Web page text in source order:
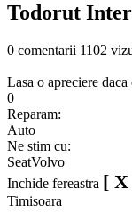
Todorut
0 comentarii 1102
Lasa o apreciere
0
Reparam:
Auto
Ne stim cu:
SeatVolvo
Inchide fereastra [ X
Timisoara